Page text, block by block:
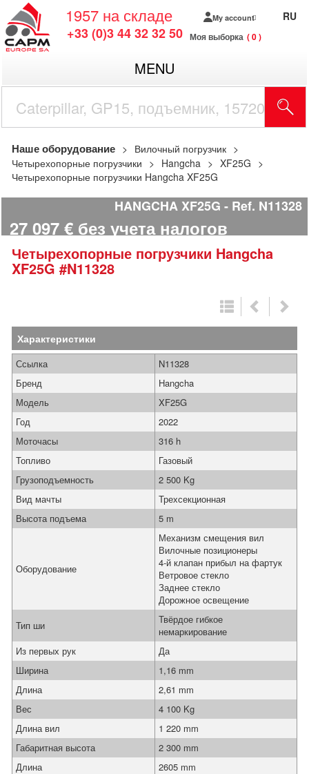
1957 на складе
+33 (0)3 44 32 32 50
My account
Моя выборка 0
RU
MENU
Наше оборудование
Вилочный погрузчик
Четырехопорные погрузчики
Hangcha
XF25G
Четырехопорные погрузчики Hangcha XF25G
HANGCHA XF25G Ref. N11328
27 097 € без учета налогов
Четырехопорные погрузчики Hangcha
XF25G #N11328
Характеристики
Ссылка
N11328
Бренд
Hangcha
Модель
XF25G
Год
2022
Моточасы
316 h
Топливо
Газовый
Грузоподъемность
2 500 Kg
Вид мачты
Трехсекционная
Высота подъема
5 m
Оборудование
Механизм смещения вил
Вилочные позиционеры
4-й клапан прибыл на фартук
Ветровое стекло
Заднее стекло
Дорожное освещение
Тип ши
Твёрдое гибкое
немаркирование
Из первых рук
Да
Ширина
1,16 mm
Длина
2,61 mm
Вес
4 100 Kg
Длина вил
1 220 mm
Габаритная высота
2 300 mm
Длина
2605 mm